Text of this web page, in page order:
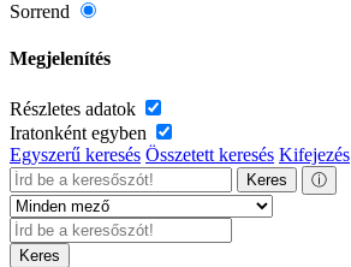
Sorrend
Megjelenítés
Részletes adatok
Iratonként egyben
Egyszerű keresés Összetett keresés Kifejezés
Keres ⓘ
Keres